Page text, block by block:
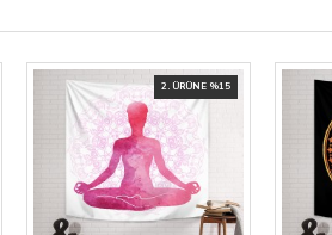
2. ÜRÜNE %15